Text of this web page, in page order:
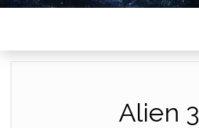
Alien 3